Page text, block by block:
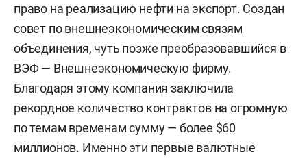
право на реализацию нефти на экспорт. Создан
совет по внешнеэкономическим связям
объединения, чуть позже преобразовавшийся в
ВЭФ — Внешнеэкономическую фирму.
Благодаря этому компания заключила
рекордное количество контрактов на огромную
по темам временам сумму — более $60
миллионов. Именно эти первые валютные